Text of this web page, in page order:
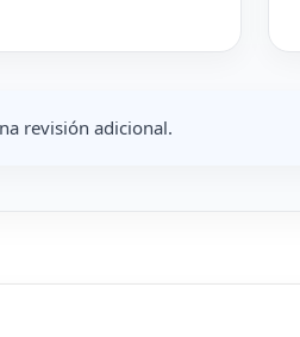
revisión adicional.